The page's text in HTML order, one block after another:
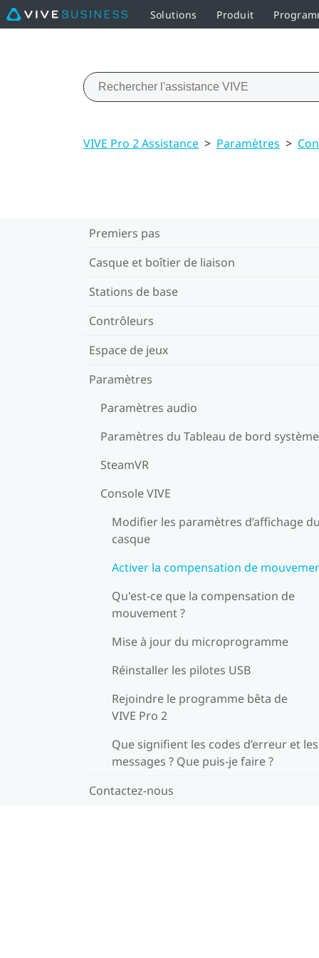
Solutions Produit
VIVE Pro 2 Assistance > Paramètres >
Premiers pas
Casque et boîtier de liaison
Stations de base
Contrôleurs
Espace de jeux
Paramètres
Paramètres audio
Paramètres du Tableau de bord système
SteamVR
Console VIVE
Modifier les paramètres d’affichage
casque
Activer la compensation de
Qu'est-ce que la compensation de
mouvement ?
Mise à jour du microprogramme
Réinstaller les pilotes USB
Rejoindre le programme bêta de
VIVE Pro 2
Que signifient les codes d’erreur et les
messages ? Que puis-je faire ?
Contactez-nous